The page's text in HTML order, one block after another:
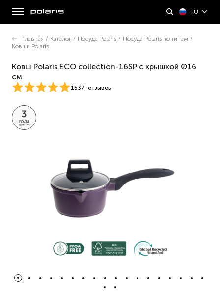
RU
Главная / Каталог / Посуда Polaris / Посуда Polaris по типам /
Ковши Polaris
Ковш Polaris ECO collection-16SP с крышкой Ø16
см
1537 отзывов